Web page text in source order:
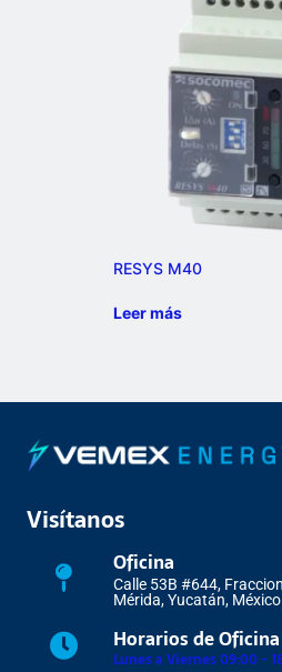
RESYS M40
Leer más
Visítanos
Oficina
Calle 53B #644,
Mérida, Yucatán,
Horarios de Oficina
Lunes a Viernes 09:00 -